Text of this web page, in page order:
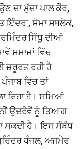
ਦਾ ਮੁੱਦਾ ਪਾਲ ਕੌਰ,
ਇੰਦਰਾ, ਸੋਮਾ ਸਬਲੋਕ,
ਸਿੱਧੂ ਦੀਆਂ
ਸਮਾਜਾਂ ਵਿੱਚ
ਜ਼ਰੂਰਤ ਰਹੀ ਹੈ।
ਵਿੱਚ ਤਾਂ
ਰਿਹਾ ਹੈ। ਸਮਿਆਂ
ਉਦਰੇਵੇਂ ਨੂੰ ਤਿਆਗ
ਸਕਦੀ ਹੈ। ਇਸ ਸੰਬੰਧ
ਧੰਜਲ, ਅਜਮੇਰ